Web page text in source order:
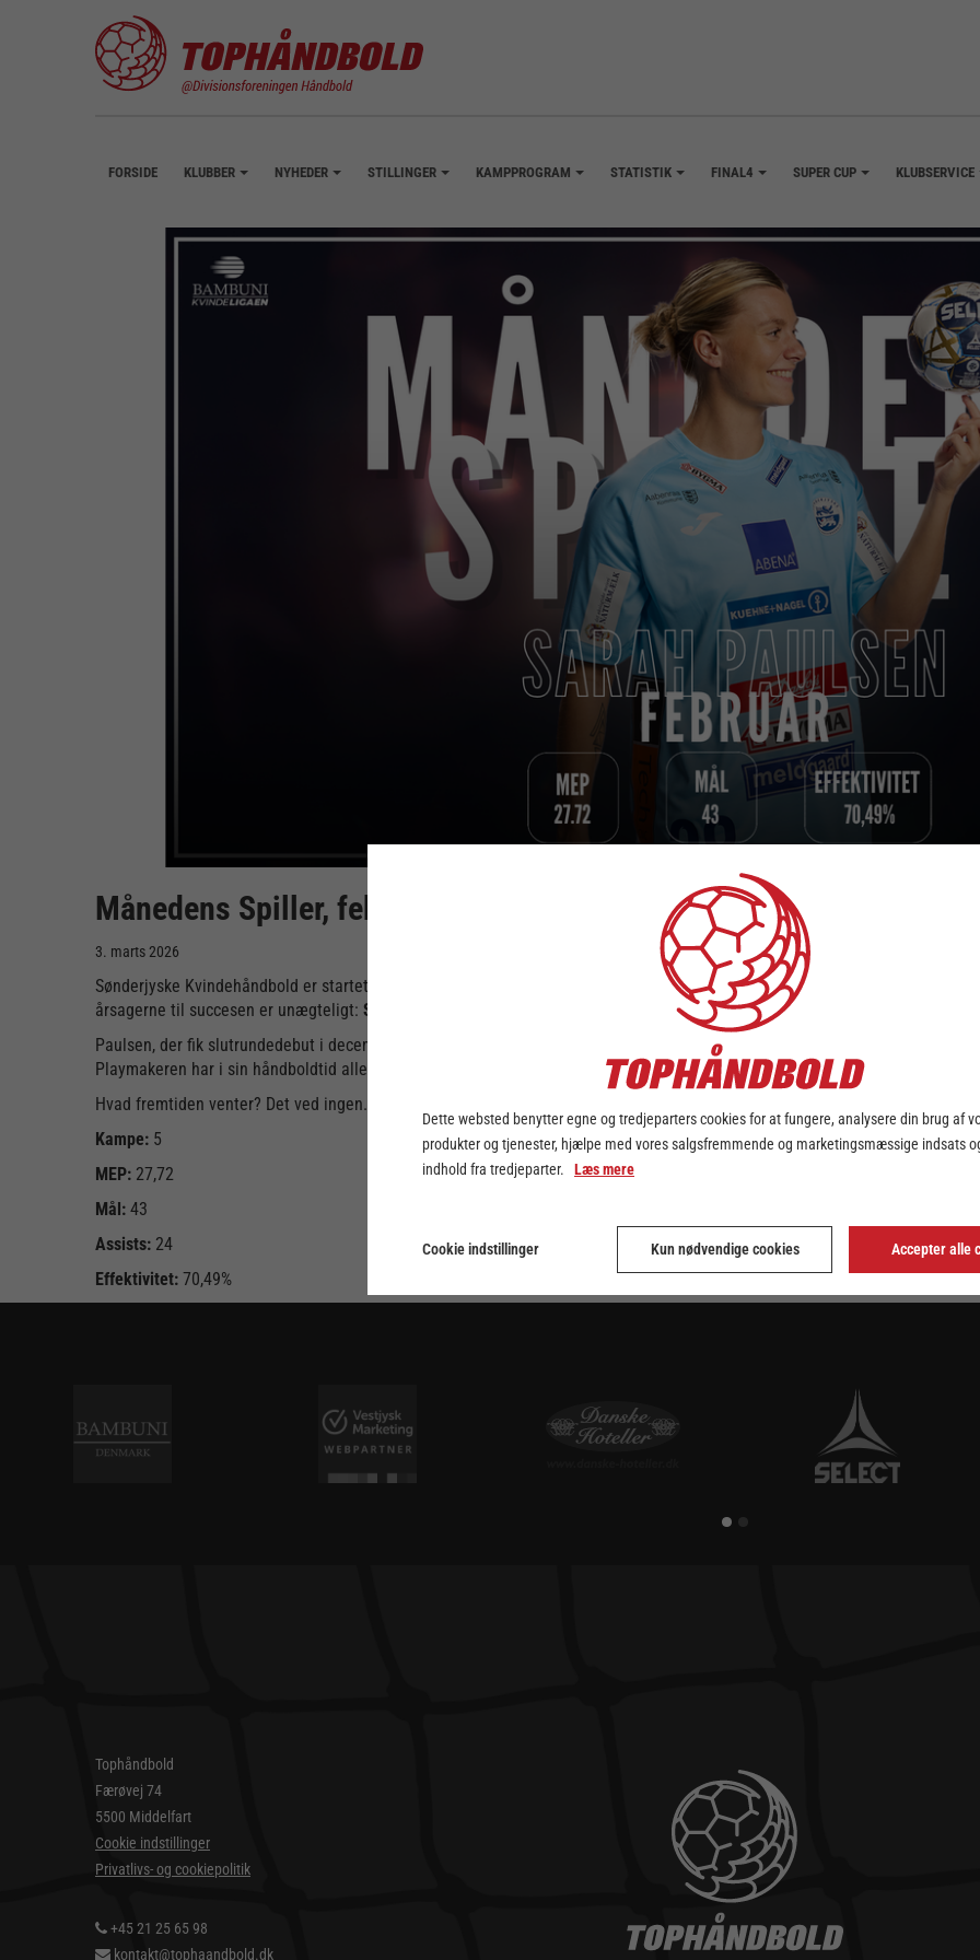
FORSIDE KLUBBER NYHEDER STILLINGER KAMPPROGRAM STATISTIK FINAL4 SUPER CUP KLUBSERVICE
Månedens Spiller, februar: Sarah Paulsen
3. marts 2026
Sønderjyske Kvindehåndbold er startet 2026, som de sluttede 2025 – med fuld fart frem. Efter et svært efterår er sydens
årsagerne til succesen er unægteligt: Sarah Paulsen.
Paulsen, der fik slutrundedebut i december, spiller nemlig på konsekvent højt niveau i den lyseblå trøje, og det er netop
Playmakeren har i sin håndboldtid allerede været forbi Viborg HK, franske Jeanne d’Arc Dijon Handball, Molde HK og altså
Hvad fremtiden venter? Det ved ingen. Men med de her præstationer er vi sikre på, at Paulsen har mange gode
Kampe: 5
MEP: 27,72
Mål: 43
Assists: 24
Effektivitet: 70,49%
Tophåndbold
Færøvej 74
5500 Middelfart
Cookie indstillinger
Privatlivs- og cookiepolitik
+45 21 25 65 98
kontakt@tophaandbold.dk
Dette websted benytter egne og tredjeparters cookies for at fungere, analysere din brug af
produkter og tjenester, hjælpe med vores salgsfremmende og marketingsmæssige indsats
indhold fra tredjeparter. Læs mere
Cookie indstillinger Kun nødvendige cookies Accepter alle